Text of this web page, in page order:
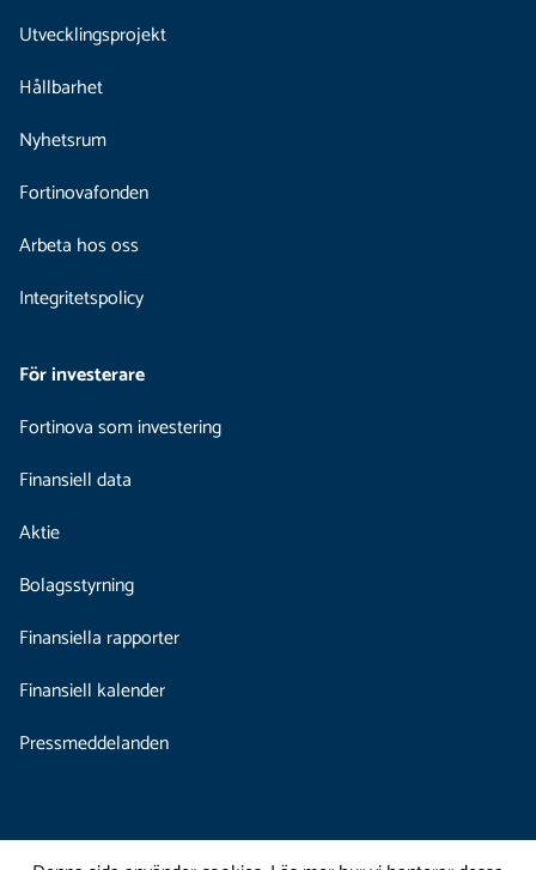
Utvecklingsprojekt
Hållbarhet
Nyhetsrum
Fortinovafonden
Arbeta hos oss
Integritetspolicy
För investerare
Fortinova som investering
Finansiell data
Aktie
Bolagsstyrning
Finansiella rapporter
Finansiell kalender
Pressmeddelanden